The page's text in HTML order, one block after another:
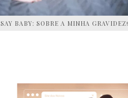
SAY BABY: SOBRE A MINHA GRAVIDEZ!
SIDEBAR